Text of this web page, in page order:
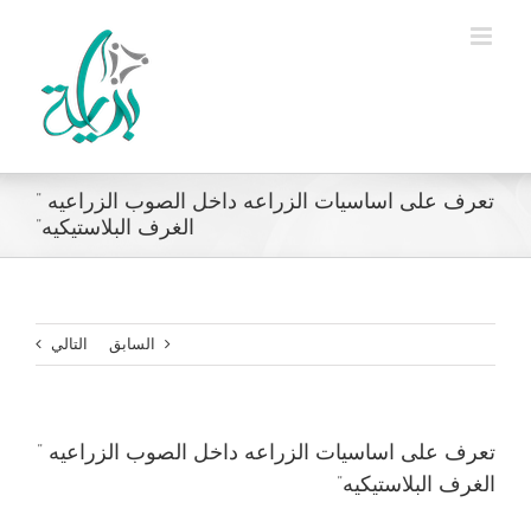
تعرف على اساسيات الزراعه داخل الصوب الزراعيه ”
الغرف البلاستيكيه”
السابق التالي
تعرف على اساسيات الزراعه داخل الصوب الزراعيه ”
الغرف البلاستيكيه”